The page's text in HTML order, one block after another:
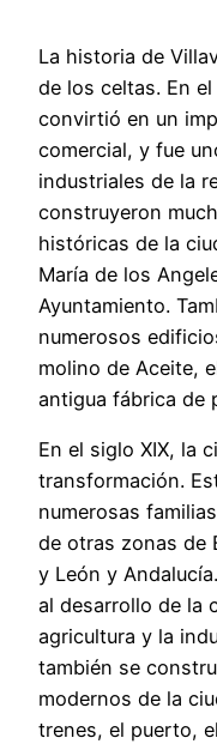
La historia de
de los celtas. En
convirtió en un
comercial, y fue
industriales de la
construyeron
históricas de la
María de los
Ayuntamiento.
numerosos
molino de Aceite,
antigua fábrica de
En el siglo XIX, la
transformación.
numerosas
de otras zonas de
y León y
al desarrollo de la
agricultura y la
también se
modernos de la
trenes, el puerto,